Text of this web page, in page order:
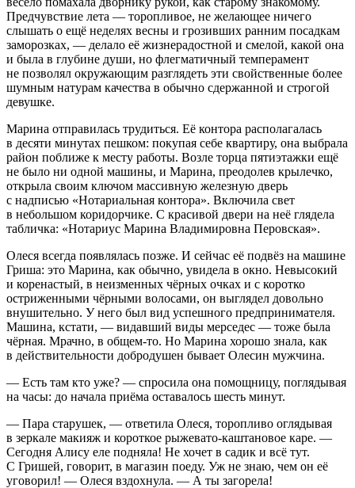
Предчувствие лета — торопливое, не желающее ничего
слышать о ещё неделях весны и грозивших ранним посадкам
заморозках, — делало её жизнерадостной и смелой, какой она
и была в глубине души, но флегматичный темперамент
не позволял окружающим разглядеть эти свойственные более
шумным натурам качества в обычно сдержанной и строгой
девушке.
Марина отправилась трудиться. Её контора располагалась
в десяти минутах пешком: покупая себе квартиру, она выбрала
район поближе к месту работы. Возле торца пятиэтажки ещё
не было ни одной машины, и Марина, преодолев крылечко,
открыла своим ключом массивную железную дверь
с надписью «Нотариальная контора». Включила свет
в небольшом коридорчике. С красивой двери на неё глядела
табличка: «Нотариус Марина Владимировна Перовская».
Олеся всегда появлялась позже. И сейчас её подвёз на машине
Гриша: это Марина, как обычно, увидела в окно. Невысокий
и коренастый, в неизменных чёрных очках и с коротко
остриженными чёрными волосами, он выглядел довольно
внушительно. У него был вид успешного предпринимателя.
Машина, кстати, — видавший виды мерседес — тоже была
чёрная. Мрачно, в общем-то. Но Марина хорошо знала, как
в действительности добродушен бывает Олесин мужчина.
— Есть там кто уже? — спросила она помощницу, поглядывая
на часы: до начала приёма оставалось шесть минут.
— Пара старушек, — ответила Олеся, торопливо оглядывая
в зеркале макияж и короткое рыжевато-каштановое каре. —
Сегодня Алису еле подняла! Не хочет в садик и всё тут.
С Гришей, говорит, в магазин поеду. Уж не знаю, чем он её
уговорил! — Олеся вздохнула. — А ты загорела!